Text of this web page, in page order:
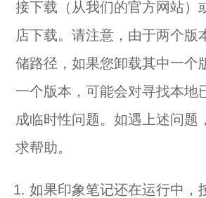
接下载（从我们的官方网站）
店下载。请注意，由于两个版
储路径，如果您卸载其中一个
一个版本，可能会对寻找本地
成临时性问题。如遇上述问题
求帮助。
如果印象笔记还在运行中，